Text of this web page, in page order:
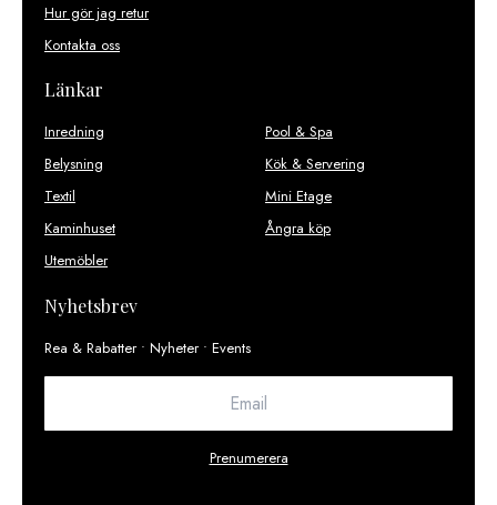
Hur gör jag retur
Kontakta oss
Länkar
Inredning
Belysning
Textil
Kaminhuset
Utemöbler
Pool & Spa
Kök & Servering
Mini Etage
Ångra köp
Nyhetsbrev
Rea & Rabatter • Nyheter • Events
Prenumerera